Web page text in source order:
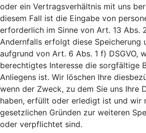
oder ein Vertragsverhältnis mit uns
diesem Fall ist die Eingabe von
erforderlich im Sinne von Art. 13 Abs.
Andernfalls erfolgt diese Speicherung
aufgrund von Art. 6 Abs. 1 f) DSGVO,
berechtigtes Interesse die sorgfältige
Anliegens ist. Wir löschen Ihre
wenn der Zweck, zu dem Sie uns Ihre
haben, erfüllt oder erledigt ist und wir
gesetzlichen Gründen zur weiteren
oder verpflichtet sind.